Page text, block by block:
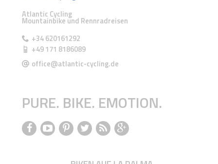
Atlantic Cycling
Mountainbike und Rennradreisen
+34 620161292
+49 171 8186089
office@atlantic-cycling.de
PURE. BIKE. EMOTION.